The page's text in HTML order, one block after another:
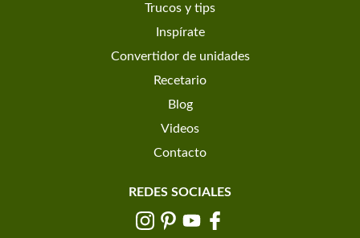
Trucos y tips
Inspírate
Convertidor de unidades
Recetario
Blog
Videos
Contacto
REDES SOCIALES